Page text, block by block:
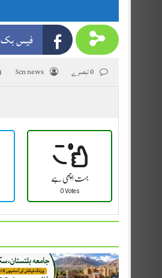
فیس بک
5cn news
بہت اچھی ہے
0 Votes